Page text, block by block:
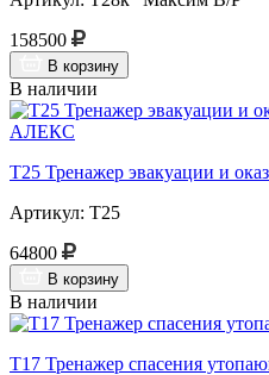
158500
В корзину
В наличии
Т25 Тренажер эвакуации и
Артикул: Т25
64800
В корзину
В наличии
Т17 Тренажер спасения